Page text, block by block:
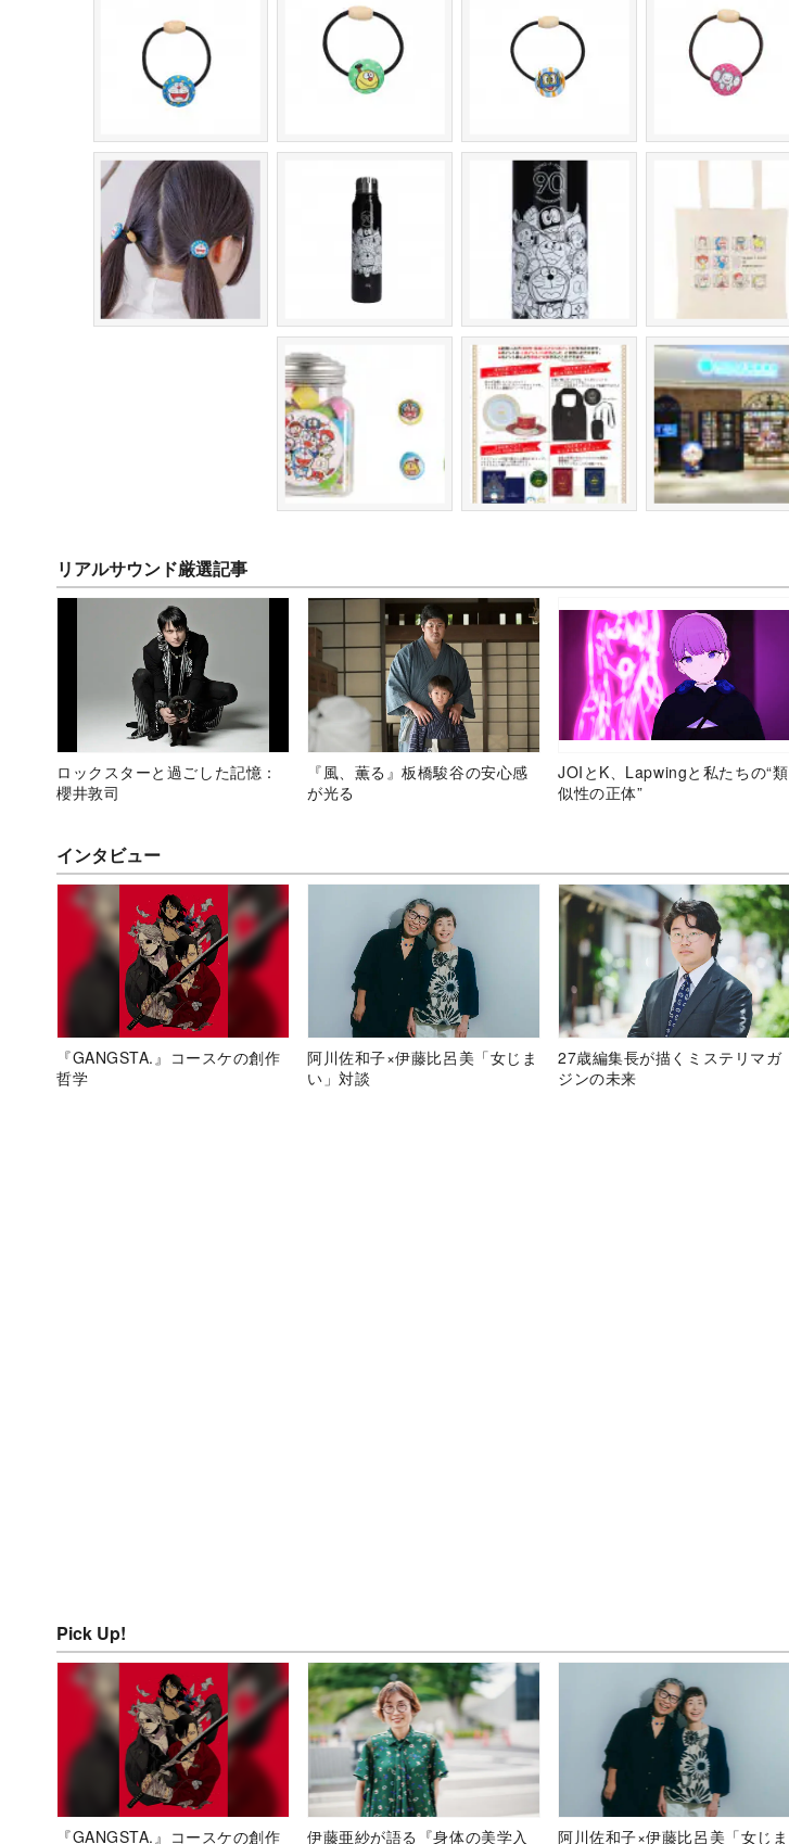
リアルサウンド厳選記事
ロックスターと過ごした記憶：
櫻井敦司
『風、薫る』板橋駿谷の安心感
が光る
JOIとK、Lapwingと私たちの“類
似性の正体”
インタビュー
『GANGSTA.』コースケの創作
哲学
阿川佐和子×伊藤比呂美「女じま
い」対談
27歳編集長が描くミステリマガ
ジンの未来
Pick Up!
『GANGSTA.』コースケの創作 伊藤亜紗が語る『身体の美学入 阿川佐和子×伊藤比呂美「女じま